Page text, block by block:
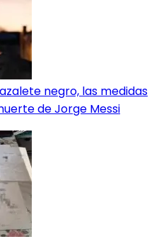
negro, las medidas
de Jorge Messi